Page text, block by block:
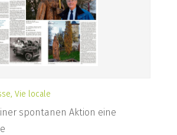
Vie locale
spontanen Aktion eine